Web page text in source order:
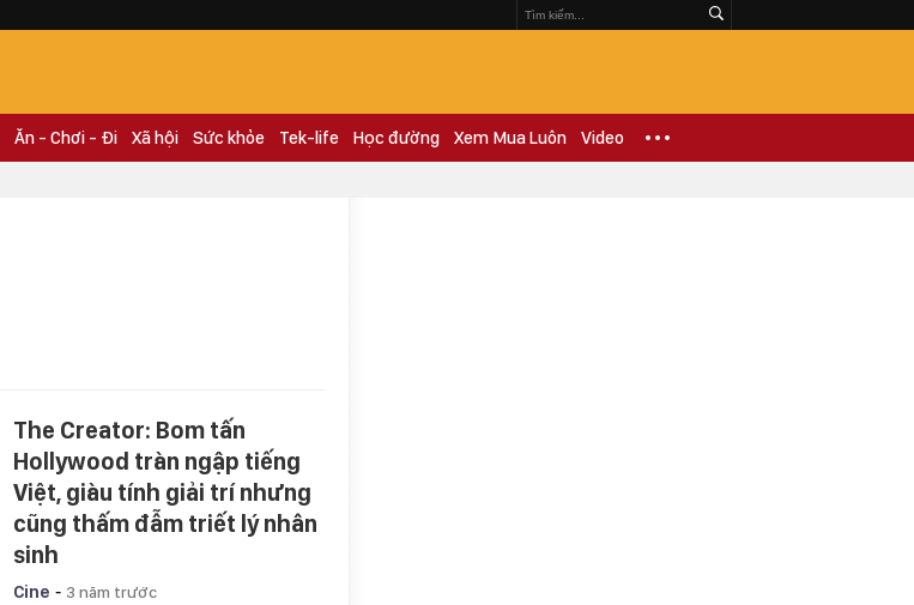
Ăn - Chơi - Đi Xã hội Sức khỏe Tek-life Học đường Xem Mua Luôn Video
The Creator: Bom tấn
Hollywood tràn ngập tiếng
Việt, giàu tính giải trí nhưng
cũng thấm đẫm triết lý nhân
sinh
Cine - 3 năm trước